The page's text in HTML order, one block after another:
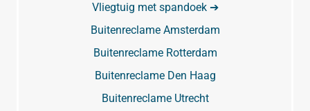
Vliegtuig met spandoek ➔
Buitenreclame Amsterdam
Buitenreclame Rotterdam
Buitenreclame Den Haag
Buitenreclame Utrecht